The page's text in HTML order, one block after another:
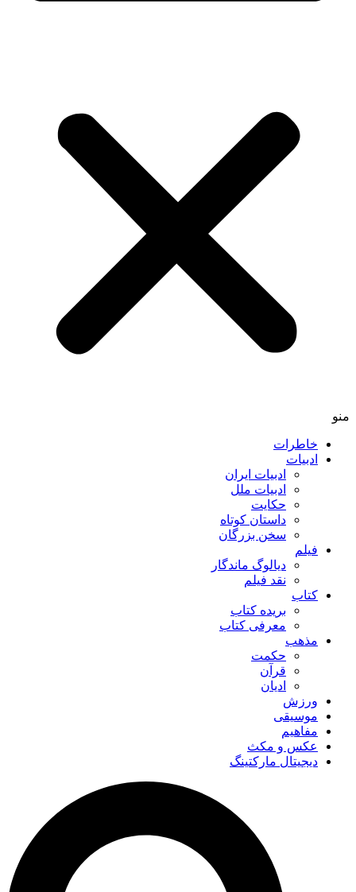
منو
خاطرات
ادبیات
ادبیات ایران
ادبیات ملل
حکایت
داستان کوتاه
سخن بزرگان
فیلم
دیالوگ ماندگار
نقد فیلم
کتاب
بریده کتاب
معرفی کتاب
مذهب
حکمت
قرآن
ادیان
ورزش
موسیقی
مفاهیم
عکس و مکث
دیجیتال مارکتینگ